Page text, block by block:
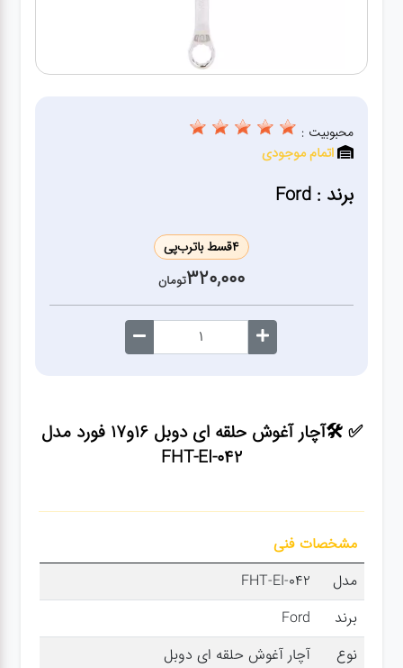
ژنراتور
بادی
بکس
صفحه
صفحه
سنباده
آچار ها
✅ 🛠️آچار آغوش حلقه ای دوبل ۱۶و۱۷ فورد مدل
FHT-EI-042
مشخصات فنی
مدل
FHT-EI-042
برند
Ford
نوع
آچار آغوش حلقه ای دوبل
محبوبیت :
اتمام موجودی
برند : Ford
4قسط باترب‌پی
320,000تومان